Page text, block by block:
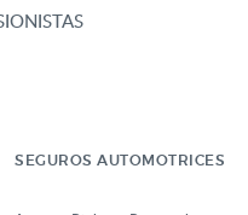
SEGUROS AUTOMOTRICES